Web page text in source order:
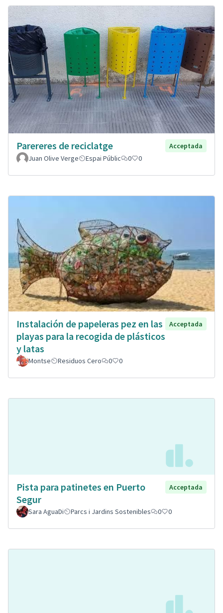
Parereres de reciclatge
Acceptada
Juan Olive Verge
Espai Públic 0 0
Instalación de papeleras pez en las
playas para la recogida de plásticos
y latas
Acceptada
Montse Residuos Cero 0 0
Pista para patinetes en Puerto
Segur
Acceptada
Sara AguaDi Parcs i Jardins Sostenibles 0 0